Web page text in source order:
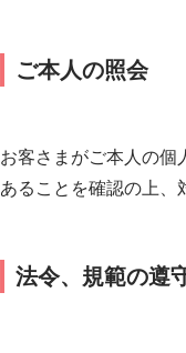
ご本人の照会
お客さまがご本人の個
あることを確認の上、
法令、規範の遵